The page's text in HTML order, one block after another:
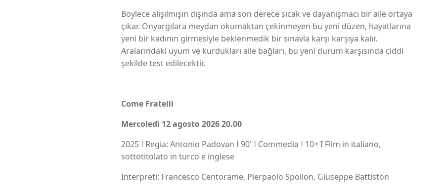
Böylece alışılmışın dışında ama son derece sıcak ve dayanışmacı bir aile ortaya
çıkar. Önyargılara meydan okumaktan çekinmeyen bu yeni düzen, hayatlarına
yeni bir kadının girmesiyle beklenmedik bir sınavla karşı karşıya kalır.
Aralarındaki uyum ve kurdukları aile bağları, bu yeni durum karşısında ciddi
şekilde test edilecektir.
Come Fratelli
Mercoledì 12 agosto 2026 20.00
2025 ǀ Regia: Antonio Padovan ǀ 90' ǀ Commedia ǀ 10+ I Film in italiano,
sottotitolato in turco e inglese
Interpreti: Francesco Centorame, Pierpaolo Spollon, Giuseppe Battiston